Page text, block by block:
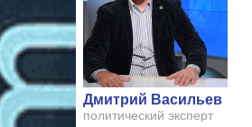
Дмитрий Васильев
политический эксперт